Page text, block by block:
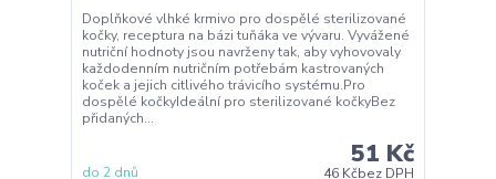
Doplňkové vlhké krmivo pro dospělé sterilizované
kočky, receptura na bázi tuňáka ve vývaru. Vyvážené
nutriční hodnoty jsou navrženy tak, aby vyhovovaly
každodenním nutričním potřebám kastrovaných
koček a jejich citlivého trávicího systému.Pro
dospělé kočkyIdeální pro sterilizované kočkyBez
přidaných...
51 Kč
46 Kčbez DPH
do 2 dnů